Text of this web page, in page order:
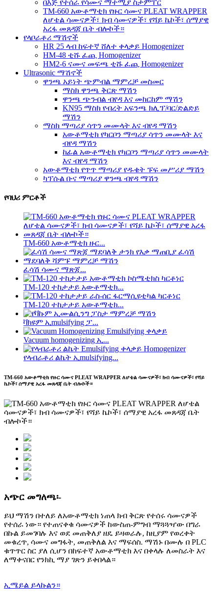
በእጅ የተሰራ የሳሙና ማተሚያ ስታምፐር
TM-660 አውቶማቲክ የዙር ሳሙና PLEAT WRAPPER
ለሆቴል ሳሙናዎች፣ ክብ ሳሙናዎች፣ የሻይ ኬኮች፣ ሰማያዊ
አረፋ መጸዳጃ ቤት ብሎኮች።
የላቦራቶሪ ማሽኖች
HR 25 ላብ ከፍተኛ ሸለተ ቀላቃይ Homogenizer
HM-48 ቲሹ ፈጪ Homogenizer
HM2-6 ናሙና መፍጫ ቲሹ ፈጪ Homogenizer
Ultrasonic ማሽኖች
ዋንጫ አይነት ጭምብል ማምረቻ መስመር
ማስክ ዋንጫ ቅርጽ ማሽን
ዋንጫ ጭንብል ብየዳ እና መከርከም ማሽን
KN95 ማስክ የብረት አፍንጫ ክሊፕ/ባር/ድልድይ
ማሽን
ማስክ ማጣሪያ ሳጥን መሙላት እና ብየዳ ማሽን
አውቶማቲክ የካርቦን ማጣሪያ ሳጥን መሙላት እና
ብየዳ ማሽን
ከፊል አውቶማቲክ የካርቦን ማጣሪያ ሳጥን መሙላት
እና ብየዳ ማሽን
አውቶማቲክ የጥጥ ማጣሪያ የዱቄት ፑፍ መሥሪያ ማሽን
ካፕሱል ቡና ማጣሪያ ዋንጫ ብየዳ ማሽን
የባህሪ ምርቶች
TM-660 አውቶማቲክ ዙር...
ፈሳሽ ሳሙና ማጽጃ...
TM-120 ተከታታይ አውቶማቲክ...
TM-120 ተከታታይ አውቶማቲክ...
ቫክዩም ኢmulsifying ፓ...
Vacuum homogenizing ኢ...
የላብራቶሪ ልኬት ኢmulsifying...
TM-660 አውቶማቲክ የዙር ሳሙና PLEAT WRAPPER ለሆቴል ሳሙናዎች፣ ክብ ሳሙናዎች፣ የሻይ
ኬኮች፣ ሰማያዊ አረፋ መጸዳጃ ቤት ብሎኮች።
አጭር መግለጫ፡-
ይህ ማሽን በተለይ ለአውቶማቲክ ነጠላ ክብ ቅርጽ የተሰሩ ሳሙናዎች
የተሰራ ነው። የተጠናቀቁ ሳሙናዎች ከውስጠ-ምግብ ማጓጓዣው በግራ
በኩል ይመገባሉ እና ወደ መጠቅለያ ዘዴ ይዛወራሉ, ከዚያም የወረቀት
መቁረጥ, ሳሙና መግፋት, መጠቅለል እና ማፍሰስ. ማሽኑ በሙሉ በ PLC
ቁጥጥር ስር ያለ ሲሆን በከፍተኛ አውቶማቲክ እና በቀላሉ ለመስራት እና
ለማቀናበር የንክኪ ማያ ገጽን ይቀበላል።
ኢሜይል ይላኩልን።